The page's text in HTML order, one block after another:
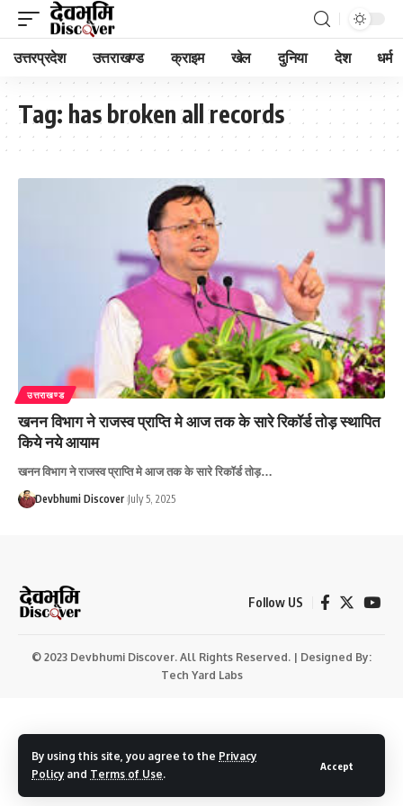
By using this site, you agree to the Privacy
Policy and Terms of Use.
Accept
उत्तरप्रदेश उत्तराखण्ड क्राइम खेल दुनिया देश धर्म
Tag: has broken all records
उत्तराखण्ड
खनन विभाग ने राजस्व प्राप्ति मे आज तक के सारे रिकॉर्ड तोड़ स्थापित
किये नये आयाम
खनन विभाग ने राजस्व प्राप्ति मे आज तक के सारे रिकॉर्ड तोड़…
Devbhumi Discover July 5, 2025
Follow US
© 2023 Devbhumi Discover. All Rights Reserved. | Designed By:
Tech Yard Labs